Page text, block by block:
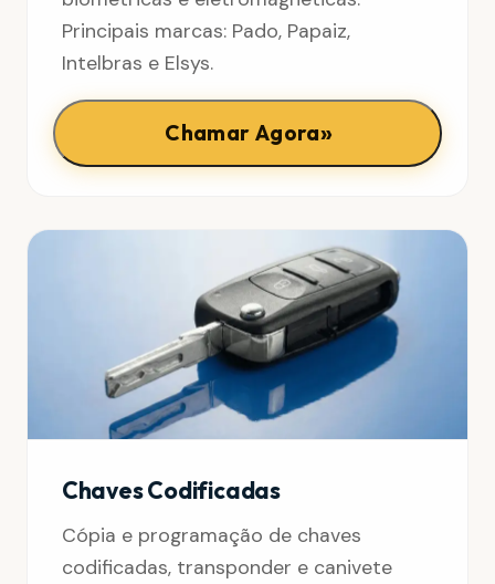
Principais marcas: Pado, Papaiz,
Intelbras e Elsys.
Chamar Agora»
Chaves Codificadas
Cópia e programação de chaves
codificadas, transponder e canivete